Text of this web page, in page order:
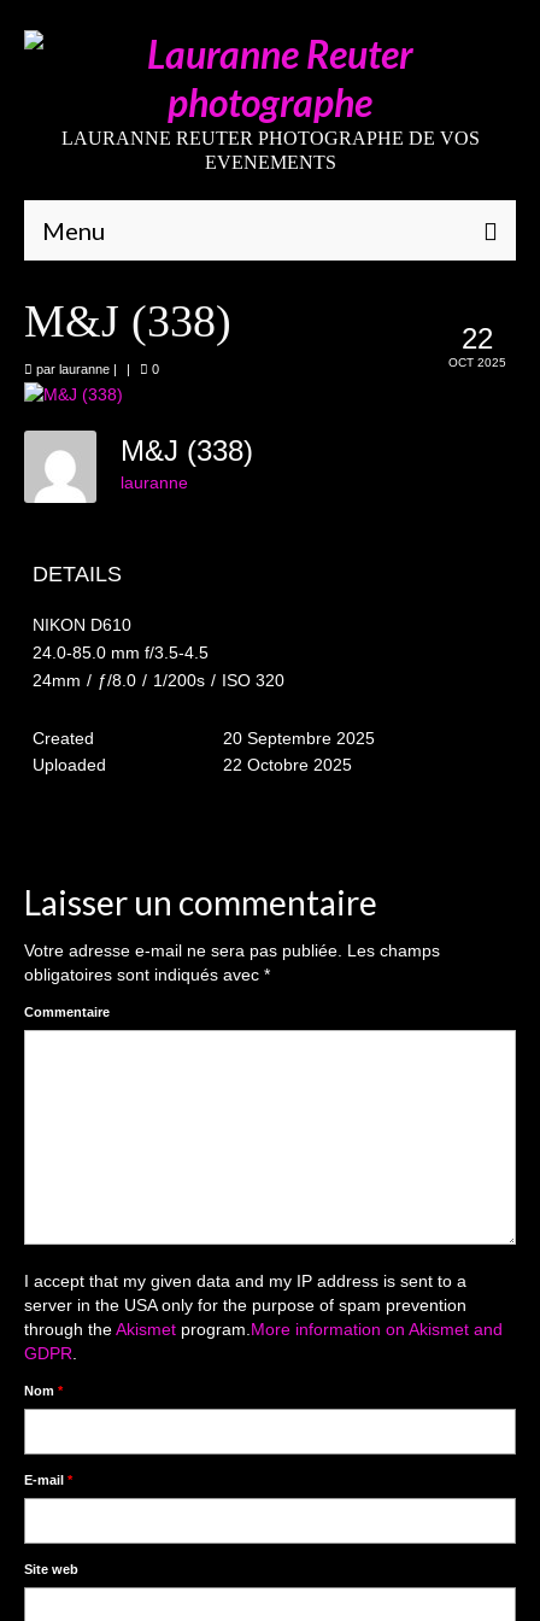
LAURANNE REUTER PHOTOGRAPHE DE VOS
EVENEMENTS
Menu
Mariages
Grossesses
Nouveaux-nés
Enfants
les 8 – 17 ans
Reportages / Nature morte
Galeries Privées
séance du 25.04.26
Cartes de remerciement
Photomontages
Prestations
Contact
Décors studio / Tenues / Accessoires
22
OCT 2025
M&J (338)
par lauranne | | 0
M&J (338)
lauranne
DETAILS
NIKON D610
24.0-85.0 mm f/3.5-4.5
24mm / ƒ/8.0 / 1/200s / ISO 320
Created
20 Septembre 2025
Uploaded
22 Octobre 2025
Laisser un commentaire
Votre adresse e-mail ne sera pas publiée. Les champs
obligatoires sont indiqués avec *
Commentaire
I accept that my given data and my IP address is sent to a
server in the USA only for the purpose of spam prevention
through theAkismet program.More information on Akismet and
GDPR.
Nom *
E-mail *
Site web